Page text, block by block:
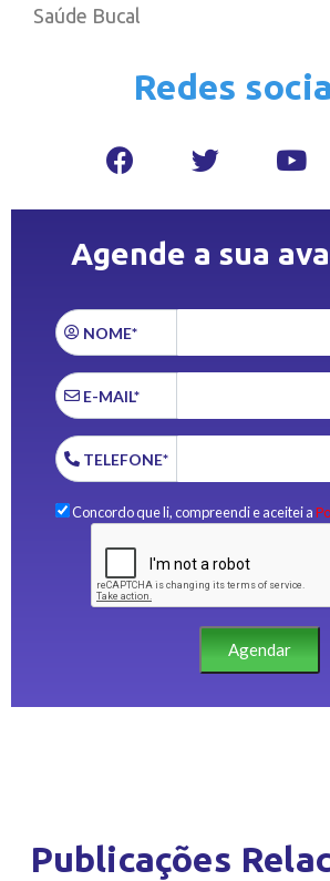
Saúde Bucal
Redes
Agende a sua
NOME*
E-MAIL*
TELEFONE*
Concordo que li, compreendi e aceitei a
Agendar
Publicações